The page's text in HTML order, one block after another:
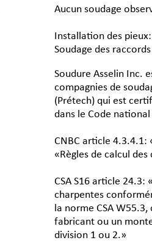
Aucun soudage
Installation des
Soudage des
Soudure Asselin Inc.
compagnies de
(Prétech) qui est
dans le Code
CNBC article 4.3.4.1:
«Règles de calcul
CSA S16 article
charpentes
la norme CSA
fabricant ou un
division 1 ou 2.»